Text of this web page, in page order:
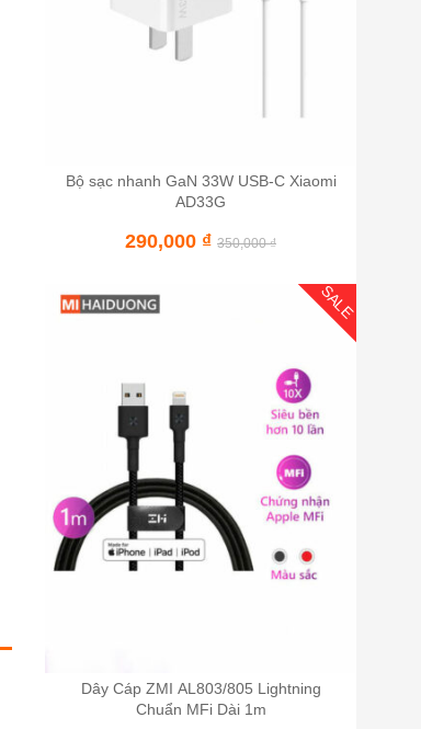
Bộ sạc nhanh GaN 33W USB-C Xiaomi
AD33G
290,000 ₫ 350,000₫
SALE
Dây Cáp ZMI AL803/805 Lightning
Chuẩn MFi Dài 1m